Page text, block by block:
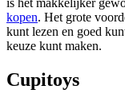
is het makkelijker
kopen. Het grote
kunt lezen en goed
keuze kunt maken.
Cupitoys